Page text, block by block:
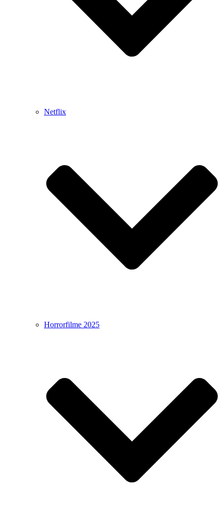
Netflix
Horrorfilme 2025